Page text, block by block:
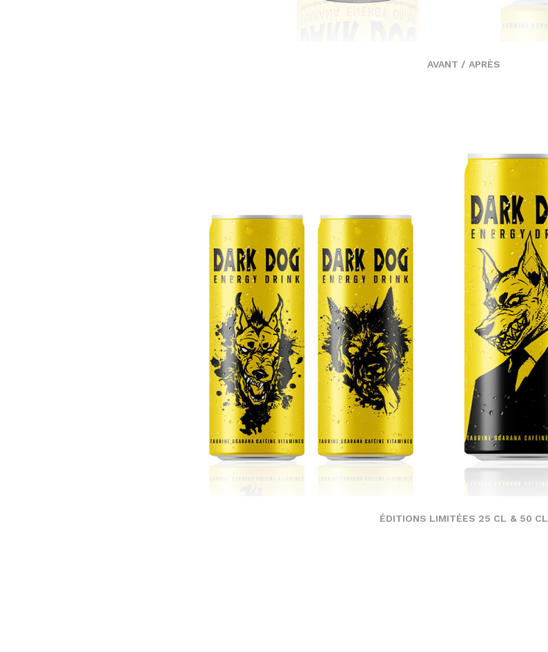
AVANT / APRÈS
ÉDITIONS LIMITÉES 25 CL & 50 CL